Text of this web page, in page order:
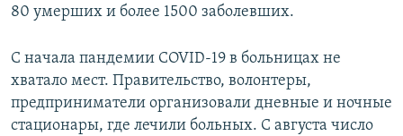
80 умерших и более 1500 заболевших.
С начала пандемии COVID-19 в больницах не
хватало мест. Правительство, волонтеры,
предприниматели организовали дневные и ночные
стационары, где лечили больных. С августа число